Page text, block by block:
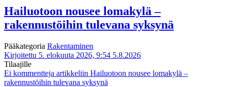
Hailuotoon nousee lomakylä –
rakennustöihin tulevana syksynä
Pääkategoria Rakentaminen
Kirjoitettu 5. elokuuta 2026, 9:54 5.8.2026
Tilaajille
Ei kommentteja artikkeliin Hailuotoon nousee lomakylä –
rakennustöihin tulevana syksynä